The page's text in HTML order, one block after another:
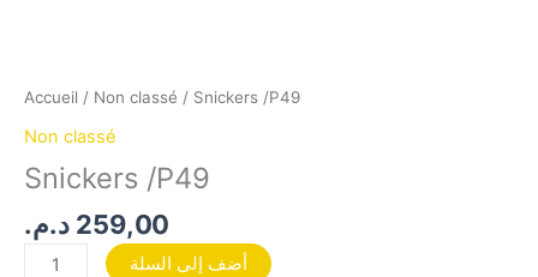
Accueil / Non classé / Snickers /P49
Non classé
Snickers /P49
259,00 د.م.
أضف إلى السلة